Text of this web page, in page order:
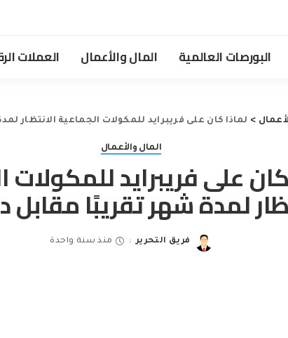
البورصات العالمية المال والأعمال العملات
> لماذا كان على فريبرايد للمكولات الجماعية الانتظار
المال والأعمال
على فريبرايد للمكولات
لمدة شهر تقريبًا
Posted
فريق التحرير منذ سنة واحدة